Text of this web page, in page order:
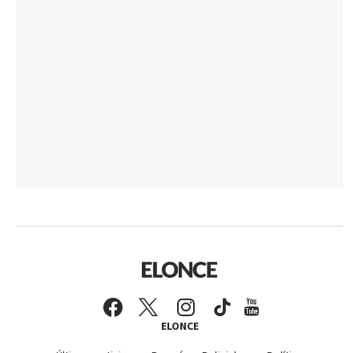
ELONCE